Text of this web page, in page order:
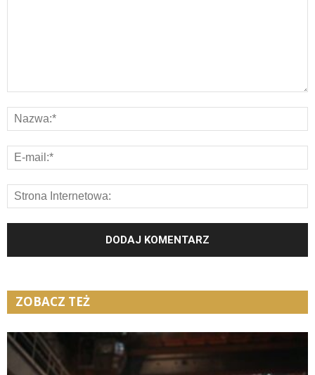
ZOBACZ TEŻ